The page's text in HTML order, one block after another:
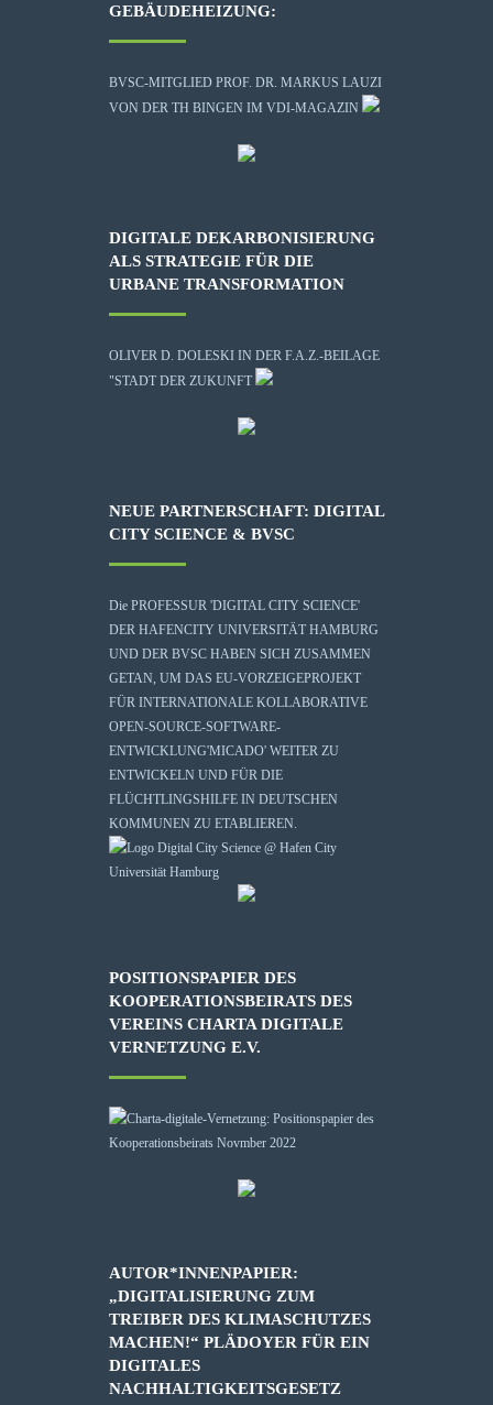
GEBÄUDEHEIZUNG:
BVSC-MITGLIED PROF. DR. MARKUS LAUZI
VON DER TH BINGEN IM VDI-MAGAZIN
DIGITALE DEKARBONISIERUNG
ALS STRATEGIE FÜR DIE
URBANE TRANSFORMATION
OLIVER D. DOLESKI IN DER F.A.Z.-BEILAGE
"STADT DER ZUKUNFT
NEUE PARTNERSCHAFT: DIGITAL
CITY SCIENCE & BVSC
Die PROFESSUR 'DIGITAL CITY SCIENCE'
DER HAFENCITY UNIVERSITÄT HAMBURG
UND DER BVSC HABEN SICH ZUSAMMEN
GETAN, UM DAS EU-VORZEIGEPROJEKT
FÜR INTERNATIONALE KOLLABORATIVE
OPEN-SOURCE-SOFTWARE-
ENTWICKLUNG'MICADO' WEITER ZU
ENTWICKELN UND FÜR DIE
FLÜCHTLINGSHILFE IN DEUTSCHEN
KOMMUNEN ZU ETABLIEREN.
POSITIONSPAPIER DES
KOOPERATIONSBEIRATS DES
VEREINS CHARTA DIGITALE
VERNETZUNG E.V.
AUTOR*INNENPAPIER:
„DIGITALISIERUNG ZUM
TREIBER DES KLIMASCHUTZES
MACHEN!“ PLÄDOYER FÜR EIN
DIGITALES
NACHHALTIGKEITSGESETZ